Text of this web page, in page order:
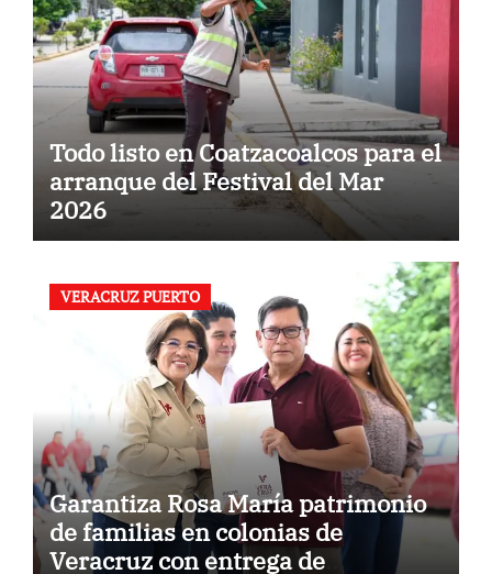
Todo listo en Coatzacoalcos para el
arranque del Festival del Mar
2026
VERACRUZ PUERTO
Garantiza Rosa María patrimonio
de familias en colonias de
Veracruz con entrega de